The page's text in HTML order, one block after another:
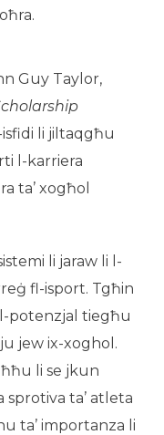
Guy Taylor,
li jiltaqgħu
l-karriera
ta’ xogħol
li jaraw li l-
fl-isport. Tgħin
potenzjal tiegħu
jew ix-xoghol.
li se jkun
ta’ atleta
ta’ importanza li